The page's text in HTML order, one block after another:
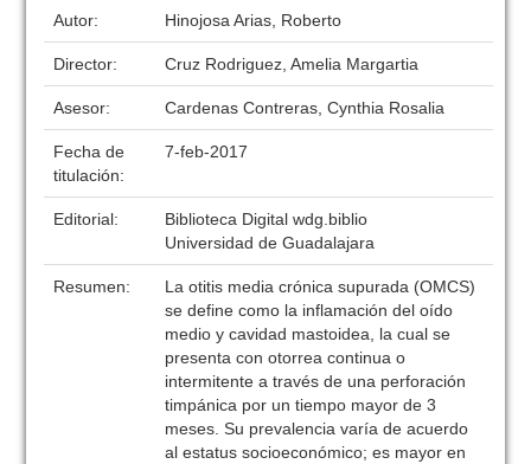
Autor: Hinojosa Arias, Roberto
Director: Cruz Rodriguez, Amelia Margartia
Asesor: Cardenas Contreras, Cynthia Rosalia
Fecha de
titulación:
7-feb-2017
Editorial:
Biblioteca Digital wdg.biblio
Universidad de Guadalajara
Resumen:
La otitis media crónica supurada (OMCS)
se define como la inflamación del oído
medio y cavidad mastoidea, la cual se
presenta con otorrea continua o
intermitente a través de una perforación
timpánica por un tiempo mayor de 3
meses. Su prevalencia varía de acuerdo
al estatus socioeconómico; es mayor en